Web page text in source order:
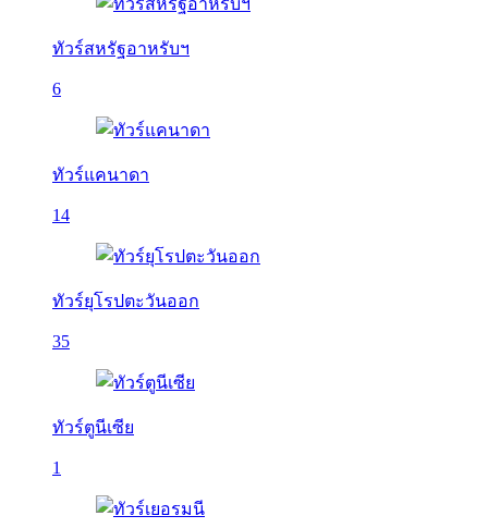
ทัวร์สหรัฐอาหรับฯ
6
ทัวร์แคนาดา
14
ทัวร์ยุโรปตะวันออก
35
ทัวร์ตูนีเซีย
1